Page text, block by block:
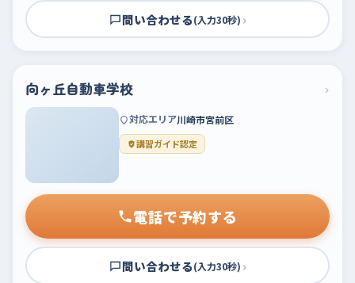
問い合わせる(入力30秒) ›
向ヶ丘自動車学校 ›
対応エリア川崎市宮前区
講習ガイド認定
電話で予約する
問い合わせる(入力30秒) ›